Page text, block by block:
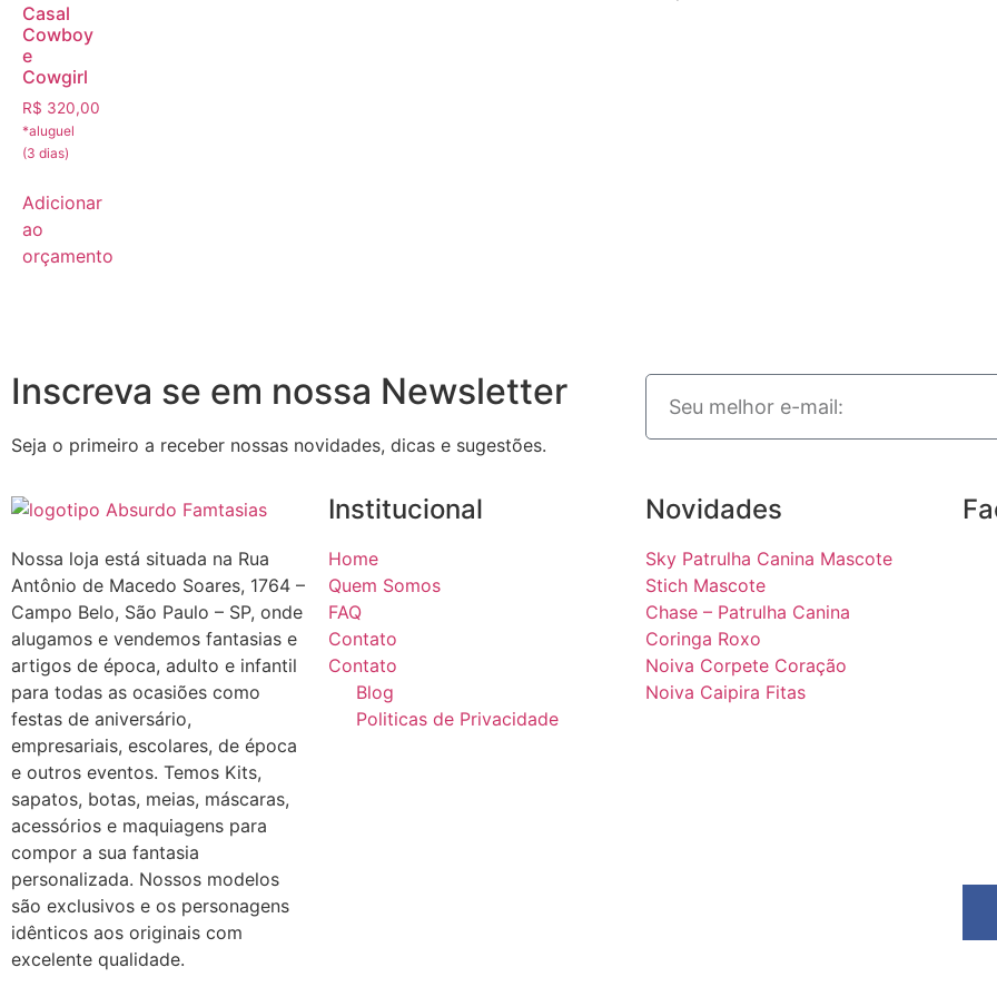
Casal
Cowboy
e
Cowgirl
R$ 320,00
Adicionar
ao
orçamento
Inscreva se em nossa Newsletter
Seja o primeiro a receber nossas novidades, dicas e sugestões.
Nossa loja está situada na Rua
Antônio de Macedo Soares, 1764 –
Campo Belo, São Paulo – SP, onde
alugamos e vendemos fantasias e
artigos de época, adulto e infantil
para todas as ocasiões como
festas de aniversário,
empresariais, escolares, de época
e outros eventos. Temos Kits,
sapatos, botas, meias, máscaras,
acessórios e maquiagens para
compor a sua fantasia
personalizada. Nossos modelos
são exclusivos e os personagens
idênticos aos originais com
excelente qualidade.
Institucional
Home
Quem Somos
FAQ
Contato
Contato
Blog
Politicas de Privacidade
Novidades
Sky Patrulha Canina Mascote
Stich Mascote
Chase – Patrulha Canina
Coringa Roxo
Noiva Corpete Coração
Noiva Caipira Fitas